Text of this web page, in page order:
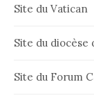
Site du Vatican
Site du diocèse
Site du Forum